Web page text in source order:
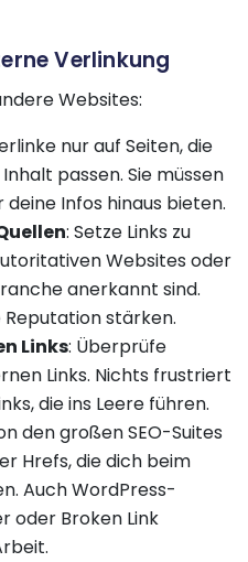
Verlinkung
Websites:
nur auf Seiten, die
passen. Sie müssen
Infos hinaus bieten.
: Setze Links zu
Websites oder
anerkannt sind.
Reputation stärken.
Links: Überprüfe
Links. Nichts frustriert
die ins Leere führen.
den großen SEO-Suites
Hrefs, die dich beim
Auch WordPress-
oder Broken Link